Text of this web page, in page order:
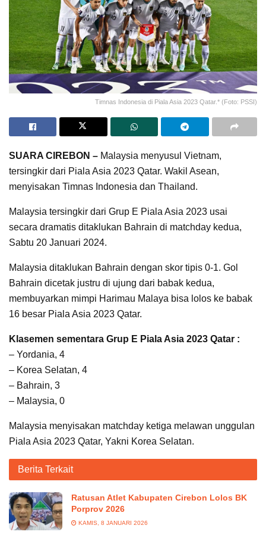
Timnas Indonesia di Piala Asia 2023 Qatar.* (Foto: PSSI)
SUARA CIREBON – Malaysia menyusul Vietnam,
tersingkir dari Piala Asia 2023 Qatar. Wakil Asean,
menyisakan Timnas Indonesia dan Thailand.
Malaysia tersingkir dari Grup E Piala Asia 2023 usai
secara dramatis ditaklukan Bahrain di matchday kedua,
Sabtu 20 Januari 2024.
Malaysia ditaklukan Bahrain dengan skor tipis 0-1. Gol
Bahrain dicetak justru di ujung dari babak kedua,
membuyarkan mimpi Harimau Malaya bisa lolos ke babak
16 besar Piala Asia 2023 Qatar.
Klasemen sementara Grup E Piala Asia 2023 Qatar :
– Yordania, 4
– Korea Selatan, 4
– Bahrain, 3
– Malaysia, 0
Malaysia menyisakan matchday ketiga melawan unggulan
Piala Asia 2023 Qatar, Yakni Korea Selatan.
Berita Terkait
Ratusan Atlet Kabupaten Cirebon Lolos BK
Porprov 2026
KAMIS, 8 JANUARI 2026